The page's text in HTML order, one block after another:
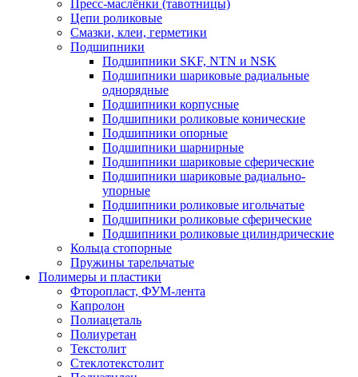
Пресс-маслёнки (тавотницы)
Цепи роликовые
Смазки, клеи, герметики
Подшипники
Подшипники SKF, NTN и NSK
Подшипники шариковые радиальные
однорядные
Подшипники корпусные
Подшипники роликовые конические
Подшипники опорные
Подшипники шарнирные
Подшипники шариковые сферические
Подшипники шариковые радиально-
упорные
Подшипники роликовые игольчатые
Подшипники роликовые сферические
Подшипники роликовые цилиндрические
Кольца стопорные
Пружины тарельчатые
Полимеры и пластики
Фторопласт, ФУМ-лента
Капролон
Полиацеталь
Полиуретан
Текстолит
Стеклотекстолит